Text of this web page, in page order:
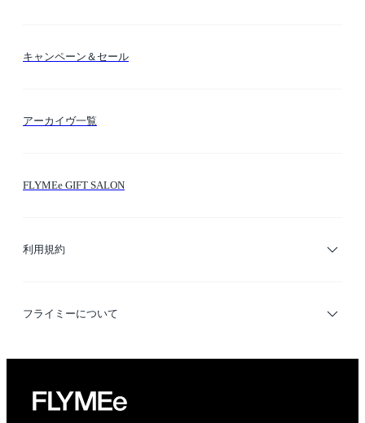
キャンペーン＆セール
アーカイヴ一覧
FLYMEe GIFT SALON
利用規約
利用規約
フライミーについて